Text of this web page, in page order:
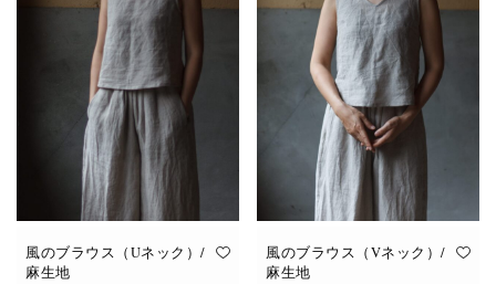
風のブラウス（Uネック）/
麻生地
風のブラウス（Vネック）/
麻生地